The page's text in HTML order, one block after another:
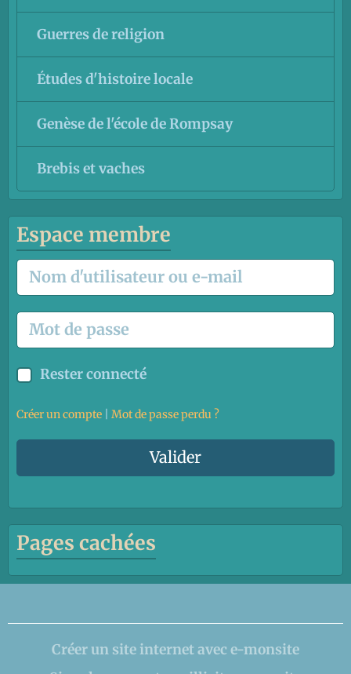
Guerres de religion
Études d'histoire locale
Genèse de l'école de Rompsay
Brebis et vaches
Espace membre
Rester connecté
Créer un compte Mot de passe perdu ?
Valider
Pages cachées
Créer un site internet avec e-monsite